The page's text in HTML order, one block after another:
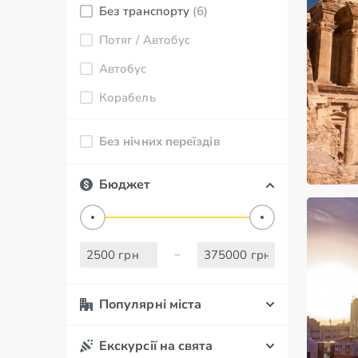
Без транспорту (6)
Потяг / Автобус
Автобус
Корабель
Без нічних переїздів
Бюджет
Популярні міста
Екскурсії на свята